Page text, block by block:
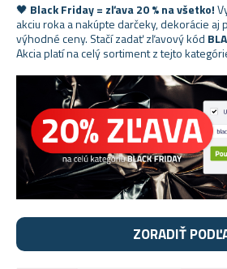
🖤 Black Friday = zľava 20 % na všetko!
akciu roka a nakúpte darčeky, dekorácie aj
výhodné ceny. Stačí zadať zľavový kód
Akcia platí na celý sortiment z tejto
ZORADIŤ